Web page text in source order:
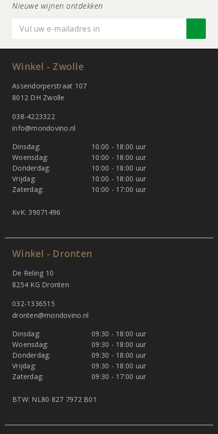
Nieuwe wijnen ontdekken
Winkel - Zwolle
Assendorperstraat 107
8012 DH Zwolle
038-4223322
info@mondovino.nl
Dinsdag:
10:00 - 18:00 uur
Woensdag:
10:00 - 18:00 uur
Donderdag:
10:00 - 18:00 uur
Vrijdag:
10:00 - 18:00 uur
Zaterdag:
10:00 - 17:00 uur
KvK: 39071496
Winkel - Dronten
De Reling 10
8254 KG Dronten
032-1336515
dronten@mondovino.nl
Dinsdag:
09:30 - 18:00 uur
Woensdag:
09:30 - 18:00 uur
Donderdag:
09:30 - 18:00 uur
Vrijdag:
09:30 - 18:00 uur
Zaterdag:
09:30 - 17:00 uur
BTW: NL80 827 7972 B01